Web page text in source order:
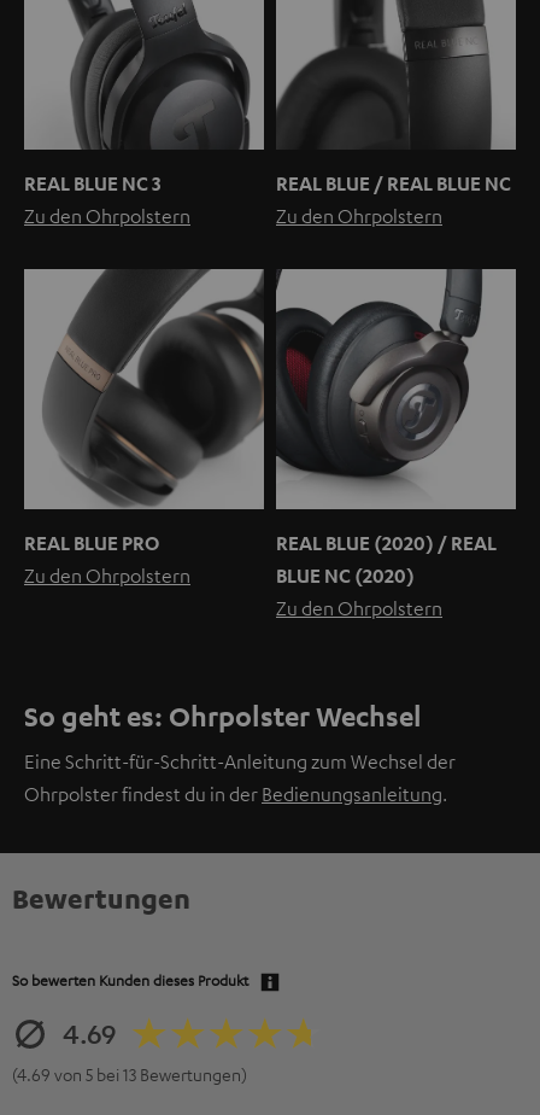
REAL BLUE NC 3
Zu den Ohrpolstern
REAL BLUE / REAL BLUE NC
Zu den Ohrpolstern
REAL BLUE PRO
Zu den Ohrpolstern
REAL BLUE (2020) / REAL
BLUE NC (2020)
Zu den Ohrpolstern
So geht es: Ohrpolster Wechsel
Eine Schritt-für-Schritt-Anleitung zum Wechsel der
Ohrpolster findest du in der Bedienungsanleitung.
Bewertungen
So bewerten Kunden dieses Produkt
4.69
(4.69 von 5 bei 13 Bewertungen)